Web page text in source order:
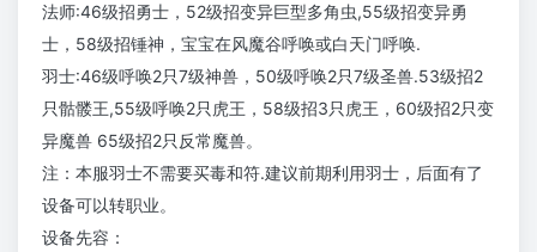
法师:46级招勇士，52级招变异巨型多角虫,55级招变异勇
士，58级招锤神，宝宝在风魔谷呼唤或白天门呼唤.
羽士:46级呼唤2只7级神兽，50级呼唤2只7级圣兽.53级招2
只骷髅王,55级呼唤2只虎王，58级招3只虎王，60级招2只变
异魔兽 65级招2只反常魔兽。
注：本服羽士不需要买毒和符.建议前期利用羽士，后面有了
设备可以转职业。
设备先容：